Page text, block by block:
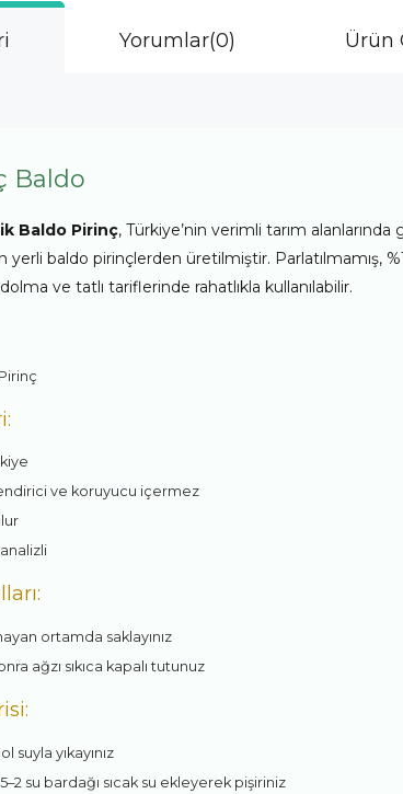
Yorumlar(0) Ürün
Baldo
Baldo Pirinç, Türkiye’nin verimli tarım alanlarında
baldo pirinçlerden üretilmiştir. Parlatılmamış,
ve tatlı tariflerinde rahatlıkla kullanılabilir.
ve koruyucu içermez
ortamda saklayınız
ağzı sıkıca kapalı tutunuz
suyla yıkayınız
su bardağı sıcak su ekleyerek pişiriniz